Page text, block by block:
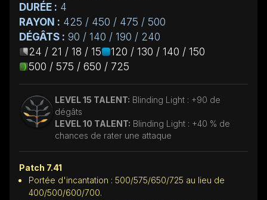
DURÉE : 4
RAYON : 425 / 450 / 475 / 500
DÉGÂTS : 90 / 140 / 190 / 240
24 / 21 / 18 / 15
120 / 130 / 140 / 150
500 / 575 / 650 / 725
LEVEL 15 TALENT: Blinding Light : +90 de
dégâts
LEVEL 10 TALENT: Blinding Light : +40 % de
chances de rater une attaque
Patch 7.41
Portée d'incantation : 500/575/650/725 au lieu de
400/500/600/700.